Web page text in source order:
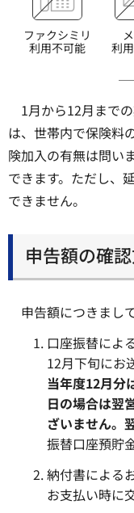
ファクシミリ
利用不可能
利
1月から12月まで
は、世帯内で保険料
険加入の有無は問い
できます。ただし、
できません。
申告額の確
申告額につきまし
口座振替によ
12月下旬にお
当年度12月分
日の場合は翌
ざいません。
振替口座預貯
納付書による
お支払い時に